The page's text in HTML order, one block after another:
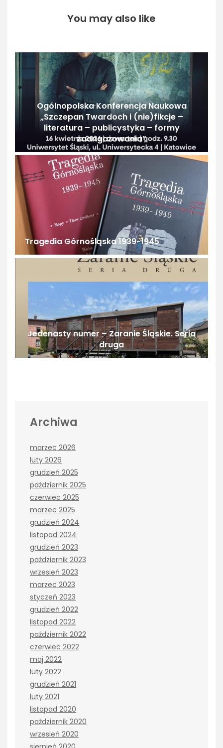
You may also like
Ogólnopolska Konferencja Naukowa
„Szczepan Twardoch i (nie)fikcje –
literatura – publicystyka – formy
zaangażowania”
Tragedia Górnośląska 1939-1945
Jedenasty numer – Zaranie Śląskie. Seria
druga
Archiwa
marzec 2026
luty 2026
grudzień 2025
październik 2025
czerwiec 2025
marzec 2025
grudzień 2024
listopad 2024
grudzień 2023
październik 2023
wrzesień 2023
marzec 2023
styczeń 2023
grudzień 2022
listopad 2022
październik 2022
czerwiec 2022
maj 2022
luty 2022
grudzień 2021
luty 2021
listopad 2020
październik 2020
wrzesień 2020